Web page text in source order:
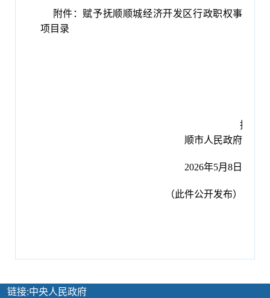
附件： 赋予抚顺顺城经济开发区行政职权事
项目录
抚
顺市人民政府
2026年5月8日
（此件公开发布）
链接:中央人民政府